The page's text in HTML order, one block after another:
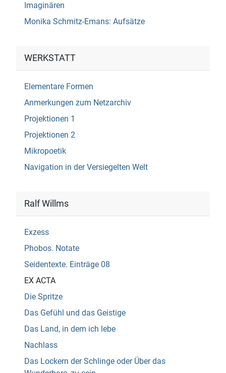
Imaginären
Monika Schmitz-Emans: Aufsätze
WERKSTATT
Elementare Formen
Anmerkungen zum Netzarchiv
Projektionen 1
Projektionen 2
Mikropoetik
Navigation in der Versiegelten Welt
Ralf Willms
Exzess
Phobos. Notate
Seidentexte. Einträge 08
EX ACTA
Die Spritze
Das Gefühl und das Geistige
Das Land, in dem ich lebe
Nachlass
Das Lockern der Schlinge oder Über das